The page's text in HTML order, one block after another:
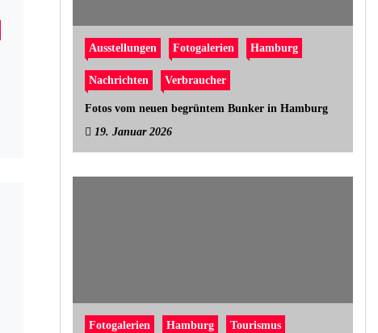
Ausstellungen Fotogalerien Hamburg
Nachrichten Verbraucher
Fotos vom neuen begrüntem Bunker in Hamburg
19. Januar 2026
Fotogalerien Hamburg Tourismus